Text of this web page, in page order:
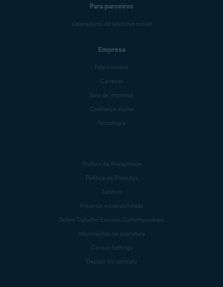
Para parceiros
Operadoras de telefonia móvel
Empresa
Fale conosco
Carreiras
Sala de imprensa
Confiança digital
Tecnologia
Política de Privacidade
Política de Produtos
Jurídico
Reportar vulnerabilidade
Sobre Trabalho Escravo Contemporâneo
Informações da assinatura
Cookie Settings
Desistir do contrato